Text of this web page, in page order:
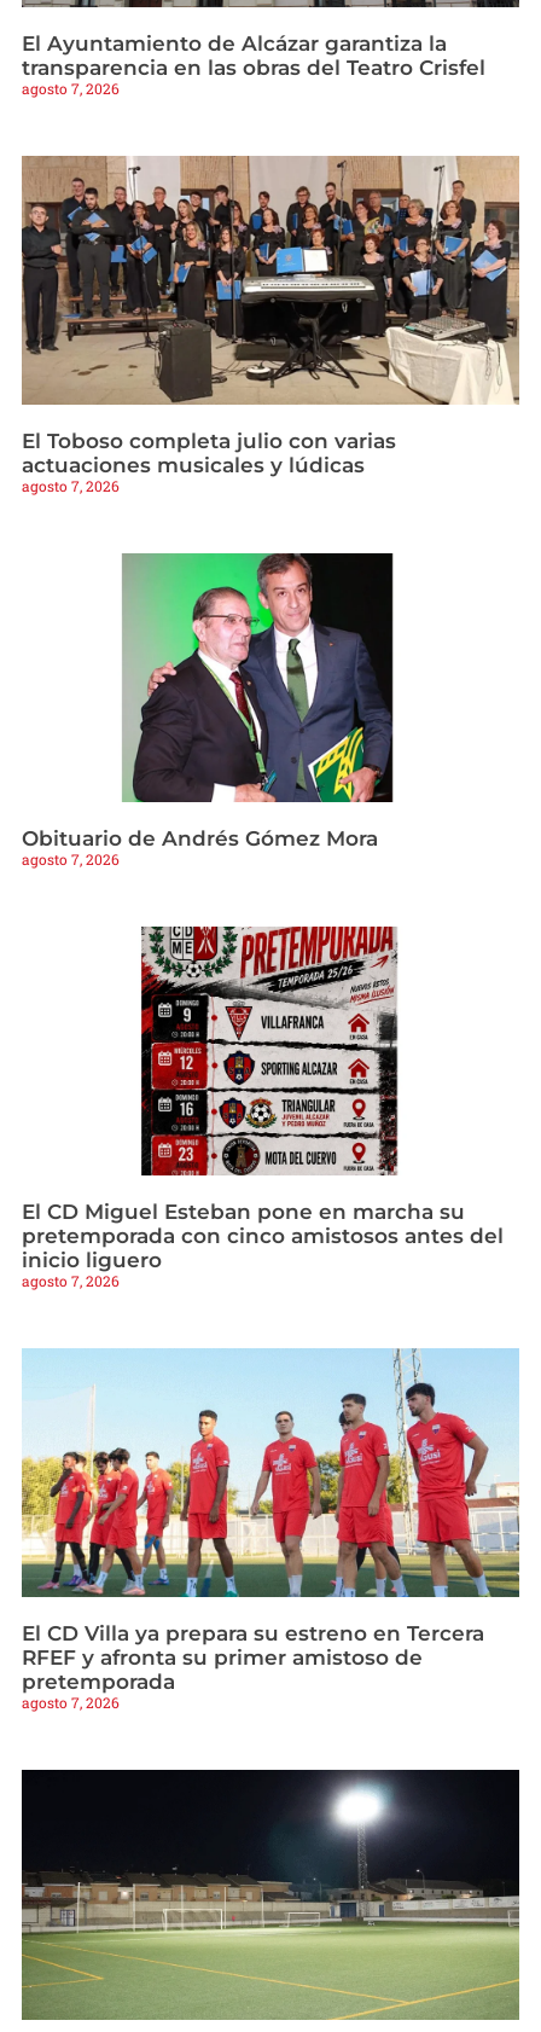
El Ayuntamiento de Alcázar garantiza la
transparencia en las obras del Teatro Crisfel
agosto 7, 2026
El Toboso completa julio con varias
actuaciones musicales y lúdicas
agosto 7, 2026
Obituario de Andrés Gómez Mora
agosto 7, 2026
El CD Miguel Esteban pone en marcha su
pretemporada con cinco amistosos antes del
inicio liguero
agosto 7, 2026
El CD Villa ya prepara su estreno en Tercera
RFEF y afronta su primer amistoso de
pretemporada
agosto 7, 2026